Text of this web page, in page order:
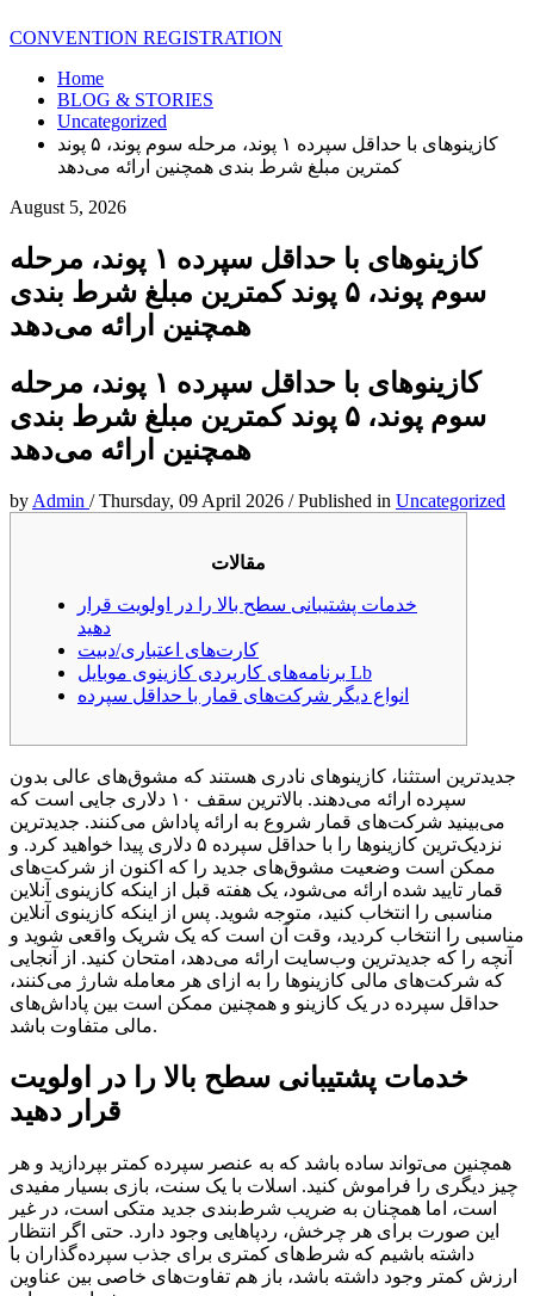
CONVENTION REGISTRATION
Home
BLOG & STORIES
Uncategorized
کازینوهای با حداقل سپرده ۱ پوند، مرحله سوم پوند، ۵ پوند
کمترین مبلغ شرط بندی همچنین ارائه می‌دهد
August 5, 2026
کازینوهای با حداقل سپرده ۱ پوند، مرحله
سوم پوند، ۵ پوند کمترین مبلغ شرط بندی
همچنین ارائه می‌دهد
کازینوهای با حداقل سپرده ۱ پوند، مرحله
سوم پوند، ۵ پوند کمترین مبلغ شرط بندی
همچنین ارائه می‌دهد
by Admin /Thursday, 09 April 2026 /Published in Uncategorized
مقالات
خدمات پشتیبانی سطح بالا را در اولویت قرار
دهید
کارت‌های اعتباری/دبیت
برنامه‌های کاربردی کازینوی موبایل Lb
انواع دیگر شرکت‌های قمار با حداقل سپرده
جدیدترین استثنا، کازینوهای نادری هستند که مشوق‌های عالی بدون
سپرده ارائه می‌دهند. بالاترین سقف ۱۰ دلاری جایی است که
می‌بینید شرکت‌های قمار شروع به ارائه پاداش می‌کنند. جدیدترین
نزدیک‌ترین کازینوها را با حداقل سپرده ۵ دلاری پیدا خواهید کرد. و
ممکن است وضعیت مشوق‌های جدید را که اکنون از شرکت‌های
قمار تایید شده ارائه می‌شود، یک هفته قبل از اینکه کازینوی آنلاین
مناسبی را انتخاب کنید، متوجه شوید. پس از اینکه کازینوی آنلاین
مناسبی را انتخاب کردید، وقت آن است که یک شریک واقعی شوید و
آنچه را که جدیدترین وب‌سایت ارائه می‌دهد، امتحان کنید. از آنجایی
که شرکت‌های مالی کازینوها را به ازای هر معامله شارژ می‌کنند،
حداقل سپرده در یک کازینو و همچنین ممکن است بین پاداش‌های
مالی متفاوت باشد.
خدمات پشتیبانی سطح بالا را در اولویت
قرار دهید
همچنین می‌تواند ساده باشد که به عنصر سپرده کمتر بپردازید و هر
چیز دیگری را فراموش کنید. اسلات با یک سنت، بازی بسیار مفیدی
است، اما همچنان به ضریب شرط‌بندی جدید متکی است، در غیر
این صورت برای هر چرخش، ردپاهایی وجود دارد. حتی اگر انتظار
داشته باشیم که شرط‌های کمتری برای جذب سپرده‌گذاران با
ارزش کمتر وجود داشته باشد، باز هم تفاوت‌های خاصی بین عناوین